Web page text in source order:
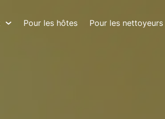
Pour les hôtes Pour les nettoyeurs